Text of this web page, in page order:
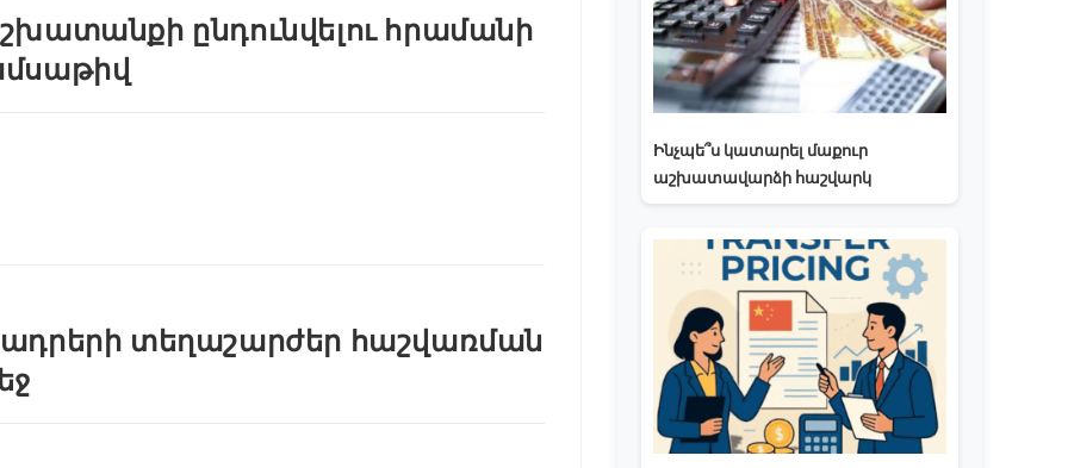
ընդունվելու հրամանի
տեղաշարժեր հաշվառման
Ինչպե՞ս կատարել մաքուր
աշխատավարձի հաշվարկ